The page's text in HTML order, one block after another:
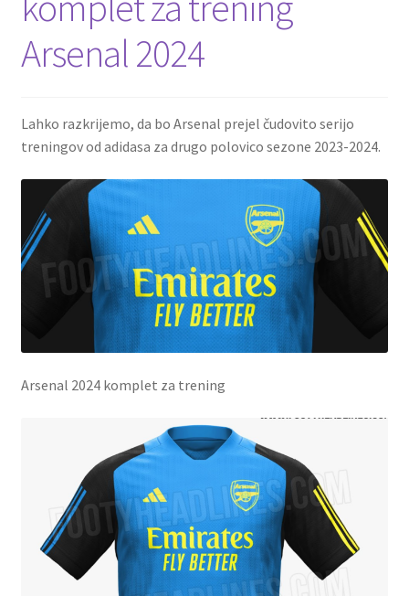
Arsenal 2024
Lahko razkrijemo, da bo Arsenal prejel čudovito serijo
treningov od adidasa za drugo polovico sezone 2023-2024.
Arsenal 2024 komplet za trening